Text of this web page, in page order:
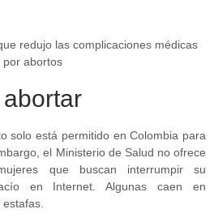
solo está permitido en Colombia para
el Ministerio de Salud no ofrece
que buscan interrumpir su
en Internet. Algunas caen en